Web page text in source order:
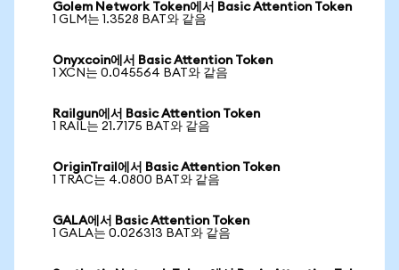
Golem Network Token에서 Basic Attention Token
1 GLM는 1.3528 BAT와 같음
Onyxcoin에서 Basic Attention Token
1 XCN는 0.045564 BAT와 같음
Railgun에서 Basic Attention Token
1 RAIL는 21.7175 BAT와 같음
OriginTrail에서 Basic Attention Token
1 TRAC는 4.0800 BAT와 같음
GALA에서 Basic Attention Token
1 GALA는 0.026313 BAT와 같음